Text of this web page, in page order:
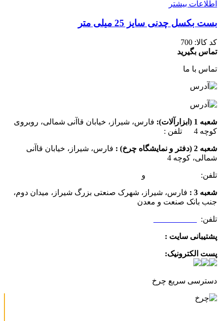
اطلاعات بیشتر
بست بکسل چدنی سایز 25 میلی متر
کد کالا: 700
تماس بگیرید
تماس با ما
شعبه 1 (ابزارآلات):
فارس، شیراز، خیابان قاآنی شمالی، روبروی
کوچه 4 تلفن :
شعبه 2 (دفتر و نمایشگاه چرخ) :
فارس، شیراز، خیابان قاآنی
شمالی، کوچه 4
تلفن: و
شعبه 3 :
فارس، شیراز، شهرک صنعتی بزرگ شیراز، میدان دوم،
جنب بانک صنعت و معدن
تلفن:
پشتیبانی سایت :
پست الکترونیک:
دسترسی سریع چرخ